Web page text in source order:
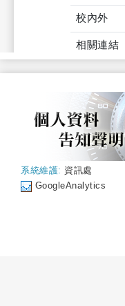
校內外
相關連結
系統維護: 資訊處
GoogleAnalytics